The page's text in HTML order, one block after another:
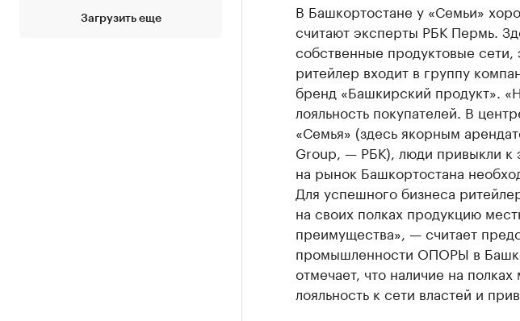
Загрузить еще
В Башкортостане у «Семьи»
считают эксперты РБК Пермь.
собственные продуктовые
ритейлер входит в группу
бренд «Башкирский продукт».
лояльность покупателей. В
«Семья» (здесь якорным
Group, — РБК), люди привыкли к
на рынок Башкортостана
Для успешного бизнеса
на своих полках продукцию
преимущества», — считает
промышленности ОПОРЫ в
отмечает, что наличие на
лояльность к сети властей и